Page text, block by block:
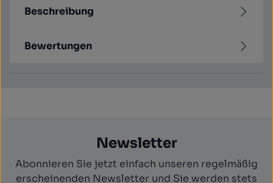
Beschreibung
Bewertungen
Newsletter
Abonnieren Sie jetzt einfach unseren regelmäßig
erscheinenden Newsletter und Sie werden stets